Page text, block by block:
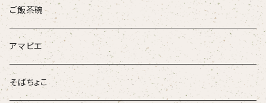
ループタイ
ブローチ
ご飯茶碗
アマビエ
そばちょこ